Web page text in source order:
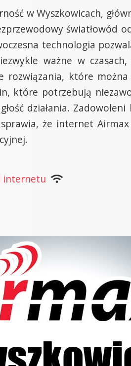
w Wyszkowicach,
światłowód
technologia
ważne w
rozwiązania, które
które potrzebują
działania.
że internet
internetu